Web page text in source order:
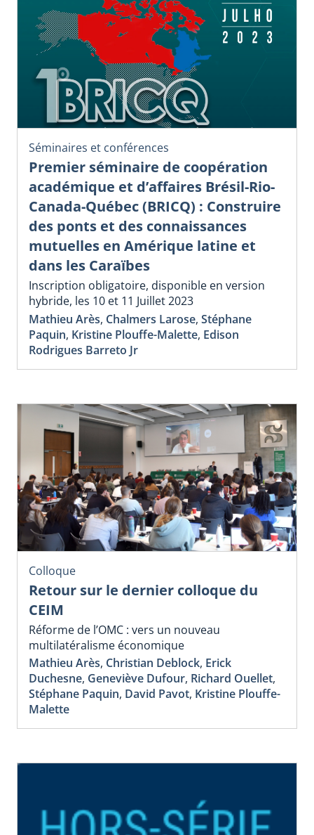
Séminaires et conférences
Premier séminaire de coopération
académique et d’affaires Brésil-Rio-
Canada-Québec (BRICQ) : Construire
des ponts et des connaissances
mutuelles en Amérique latine et
dans les Caraïbes
Inscription obligatoire, disponible en version
hybride, les 10 et 11 Juillet 2023
Mathieu Arès, Chalmers Larose, Stéphane
Paquin, Kristine Plouffe-Malette, Edison
Rodrigues Barreto Jr
Colloque
Retour sur le dernier colloque du
CEIM
Réforme de l’OMC : vers un nouveau
multilatéralisme économique
Mathieu Arès, Christian Deblock, Erick
Duchesne, Geneviève Dufour, Richard Ouellet,
Stéphane Paquin, David Pavot, Kristine Plouffe-
Malette